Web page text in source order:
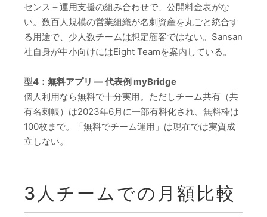
センス＋運用支援の組み合わせで、公開料金表がな
い。数百人規模の営業組織が名刺資産を丸ごと統合す
る用途で、少人数チームは想定顧客ではない。Sansan
社自身が中小向けにはEight Teamを案内している。
型4：無料アプリ — 代表例 myBridge
個人利用なら無料で十分実用。ただしチーム共有（共
有名刺帳）は2023年6月に一部有料化され、無料枠は
100枚まで。「無料でチーム運用」は現在では実質成
立しない。
3人チームでの月額比較